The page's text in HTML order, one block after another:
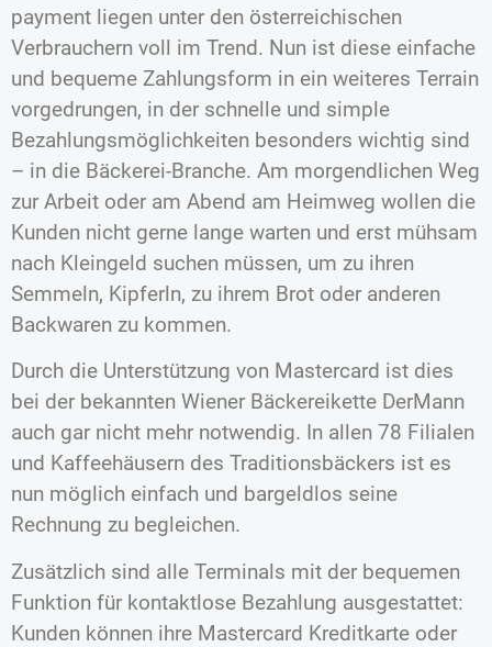
payment liegen unter den österreichischen
Verbrauchern voll im Trend. Nun ist diese einfache
und bequeme Zahlungsform in ein weiteres Terrain
vorgedrungen, in der schnelle und simple
Bezahlungsmöglichkeiten besonders wichtig sind
– in die Bäckerei-Branche. Am morgendlichen Weg
zur Arbeit oder am Abend am Heimweg wollen die
Kunden nicht gerne lange warten und erst mühsam
nach Kleingeld suchen müssen, um zu ihren
Semmeln, Kipferln, zu ihrem Brot oder anderen
Backwaren zu kommen.
Durch die Unterstützung von Mastercard ist dies
bei der bekannten Wiener Bäckereikette DerMann
auch gar nicht mehr notwendig. In allen 78 Filialen
und Kaffeehäusern des Traditionsbäckers ist es
nun möglich einfach und bargeldlos seine
Rechnung zu begleichen.
Zusätzlich sind alle Terminals mit der bequemen
Funktion für kontaktlose Bezahlung ausgestattet:
Kunden können ihre Mastercard Kreditkarte oder